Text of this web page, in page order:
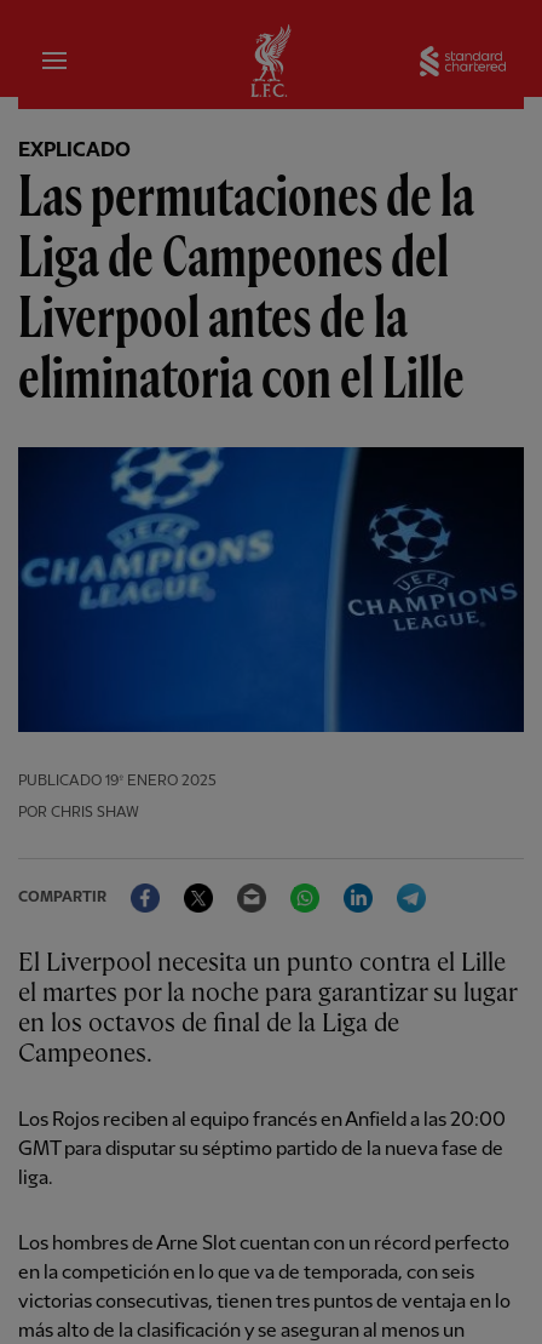
Hogar
EXPLICADO
Las permutaciones de la
Liga de Campeones del
Liverpool antes de la
eliminatoria con el Lille
PUBLICADO 19º ENERO 2025
POR CHRIS SHAW
COMPARTIR
FacebookTwitter Email WhatsAppLinkedIn
El Liverpool necesita un punto contra el Lille
el martes por la noche para garantizar su lugar
en los octavos de final de la Liga de
Campeones.
Los Rojos reciben al equipo francés en Anfield a las 20:00
GMT para disputar su séptimo partido de la nueva fase de
liga.
Los hombres de Arne Slot cuentan con un récord perfecto
en la competición en lo que va de temporada, con seis
victorias consecutivas, tienen tres puntos de ventaja en lo
más alto de la clasificación y se aseguran al menos un